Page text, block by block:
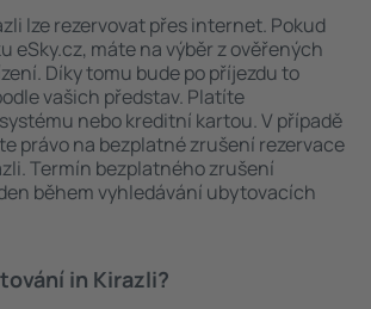
lze rezervovat přes internet. Pokud
eSky.cz, máte na výběr z ověřených
Díky tomu bude po příjezdu to
vašich představ. Platíte
nebo kreditní kartou. V případě
právo na bezplatné zrušení rezervace
Termín bezplatného zrušení
během vyhledávání ubytovacích
in Kirazli?